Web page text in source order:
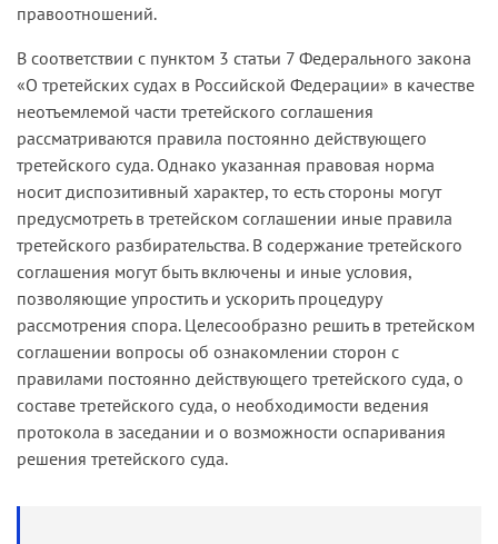
правоотношений.
В соответствии с пунктом 3 статьи 7 Федерального закона
«О третейских судах в Российской Федерации» в качестве
неотъемлемой части третейского соглашения
рассматриваются правила постоянно действующего
третейского суда. Однако указанная правовая норма
носит диспозитивный характер, то есть стороны могут
предусмотреть в третейском соглашении иные правила
третейского разбирательства. В содержание третейского
соглашения могут быть включены и иные условия,
позволяющие упростить и ускорить процедуру
рассмотрения спора. Целесообразно решить в третейском
соглашении вопросы об ознакомлении сторон с
правилами постоянно действующего третейского суда, о
составе третейского суда, о необходимости ведения
протокола в заседании и о возможности оспаривания
решения третейского суда.